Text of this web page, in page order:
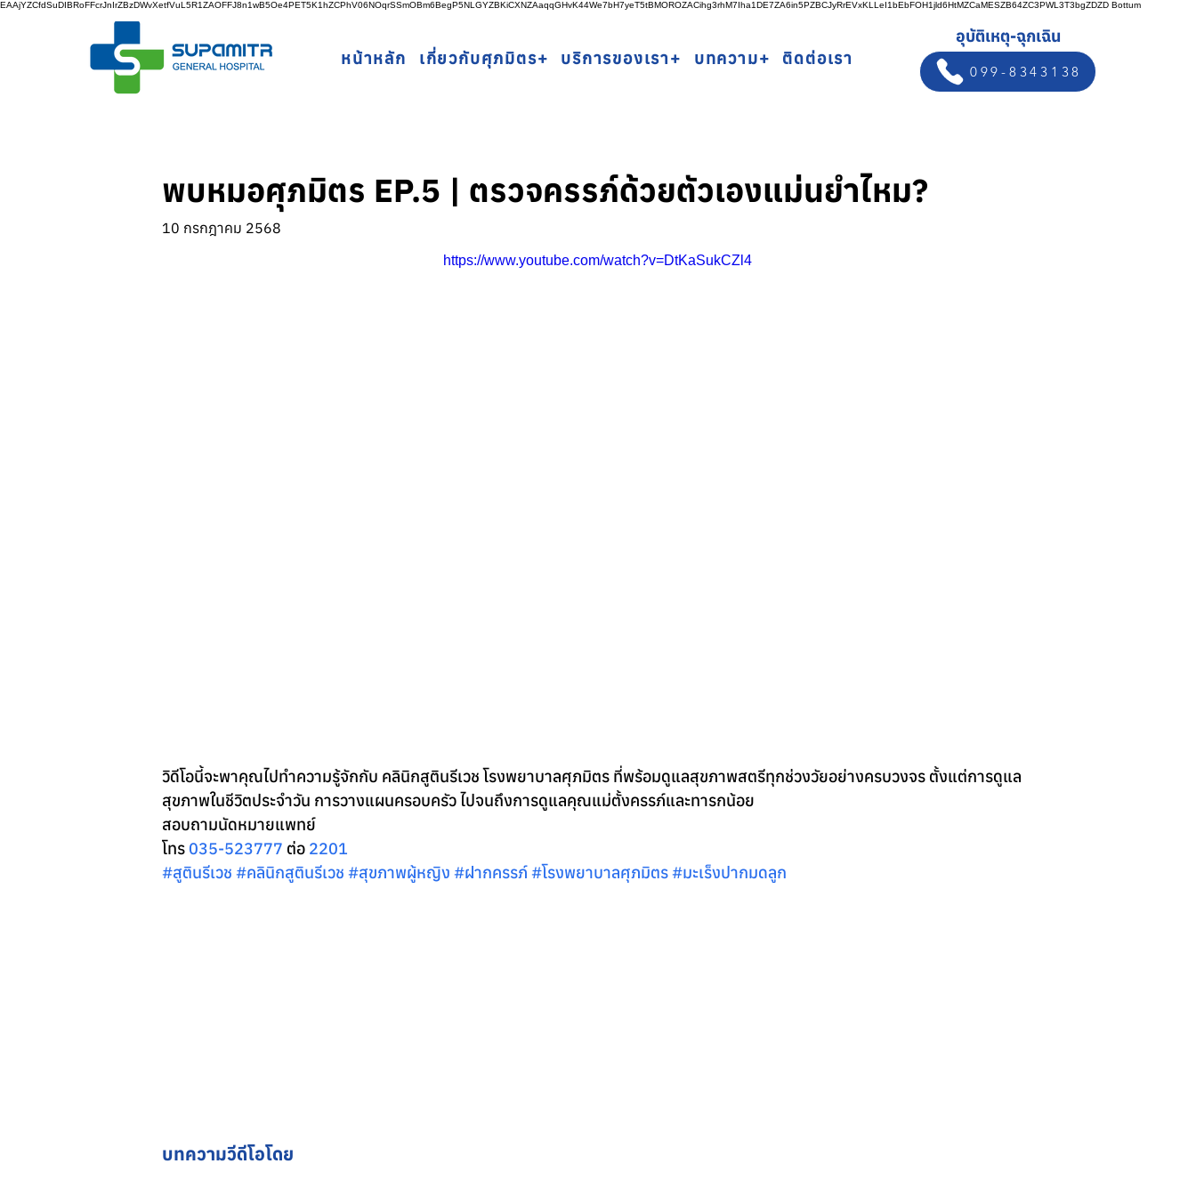
EAAjYZCfdSuDIBRoFFcrJnIrZBzDWvXetfVuL5R1ZAOFFJ8n1wB5Oe4PET5K1hZCPhV06NOqrSSmOBm6BegP5NLGYZBKiCXNZAaqqGHvK44We7bH7yeT5tBMOROZACihg3rhM7Iha1DE7ZA6in5PZBCJyRrEVxKLLeI1bEbFOH1jld6HtMZCaMESZB64ZC3PWL3T3bgZDZD Bottum
หน้าหลัก เกี่ยวกับศุภมิตร+ บริการของเรา+ บทความ+ ติดต่อเรา
อุบัติเหตุ-ฉุกเฉิน
099-8343138
พบหมอศุภมิตร EP.5 | ตรวจครรภ์ด้วยตัวเองแม่นยำไหม?
10 กรกฎาคม 2568
https://www.youtube.com/watch?v=DtKaSukCZl4
วิดีโอนี้จะพาคุณไปทำความรู้จักกับ คลินิกสูตินรีเวช โรงพยาบาลศุภมิตร ที่พร้อมดูแลสุขภาพสตรีทุกช่วงวัยอย่างครบวงจร ตั้งแต่การดูแล
สุขภาพในชีวิตประจำวัน การวางแผนครอบครัว ไปจนถึงการดูแลคุณแม่ตั้งครรภ์และทารกน้อย
สอบถามนัดหมายแพทย์
โทร 035-523777 ต่อ 2201
#สูตินรีเวช #คลินิกสูตินรีเวช #สุขภาพผู้หญิง #ฝากครรภ#โรงพยาบาลศุภมิตร #มะเร็งปากมดลูก
บทความวีดีโอโดย